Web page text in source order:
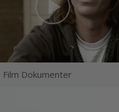
Film Dokumenter